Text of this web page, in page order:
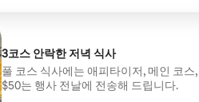
3코스 안락한 저녁 식사
풀 코스 식사에는 애피타이저, 메인 코
$50는 행사 전날에 전송해 드립니다.